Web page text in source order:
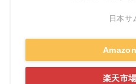
日本サ
楽天市